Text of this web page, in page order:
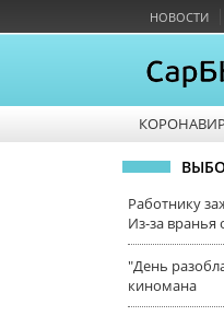
НОВОСТИ
Работнику
Из-за вранья
"День
киномана